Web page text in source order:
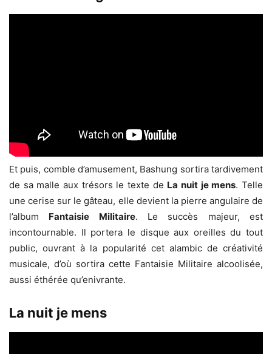
Et puis, comble d’amusement, Bashung sortira tardivement
de sa malle aux trésors le texte de La nuit je mens. Telle
une cerise sur le gâteau, elle devient la pierre angulaire de
l’album Fantaisie Militaire. Le succès majeur, est
incontournable. Il portera le disque aux oreilles du tout
public, ouvrant à la popularité cet alambic de créativité
musicale, d’où sortira cette Fantaisie Militaire alcoolisée,
aussi éthérée qu’enivrante.
La nuit je mens